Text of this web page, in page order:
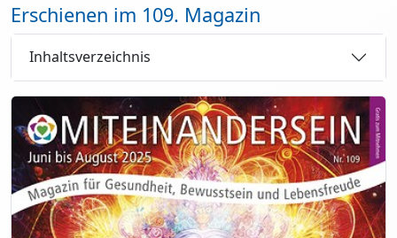
Erschienen im 109. Magazin
Inhaltsverzeichnis